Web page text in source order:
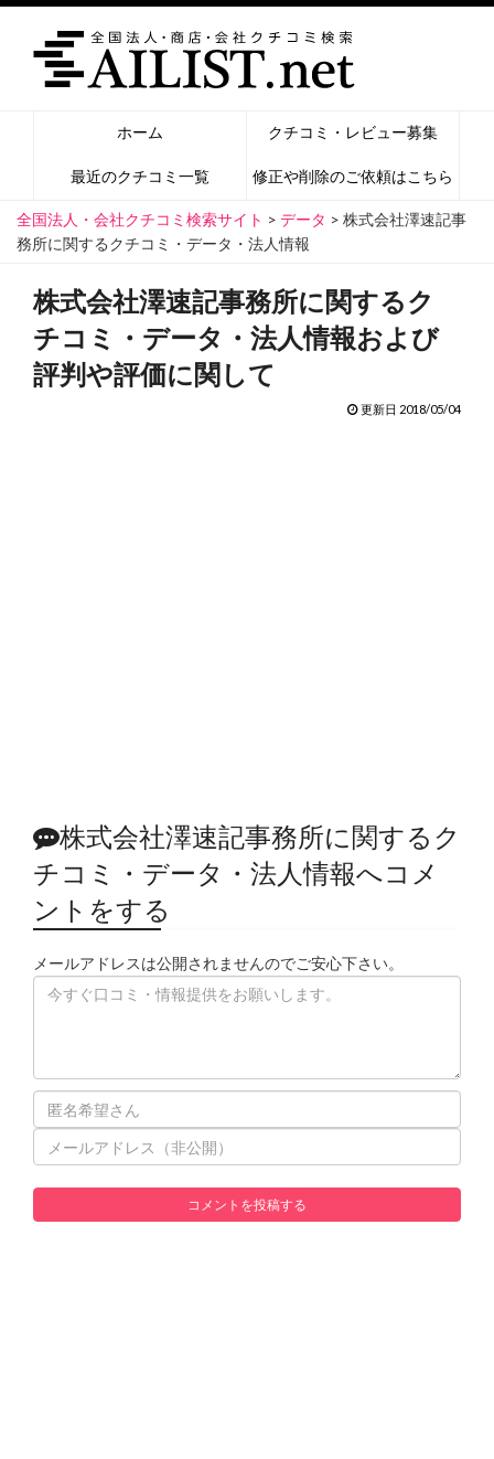
ホーム クチコミ・レビュー募集
最近のクチコミ一覧 修正や削除のご依頼はこちら
全国法人・会社クチコミ検索サイト > データ > 株式会社澤速記事
務所に関するクチコミ・データ・法人情報
株式会社澤速記事務所に関するク
チコミ・データ・法人情報および
評判や評価に関して
更新日 2018/05/04
株式会社澤速記事務所に関するク
チコミ・データ・法人情報へコメ
ントをする
メールアドレスは公開されませんのでご安心下さい。